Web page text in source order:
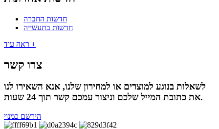
חדשות החברה
חדשות בתעשייה
ראה עוד +
צרו קשר
לשאלות בנוגע למוצרים או למחירון שלנו, אנא השאירו לנו
את כתובת המייל שלכם וניצור עמכם קשר תוך 24 שעות.
הירשם כמנוי